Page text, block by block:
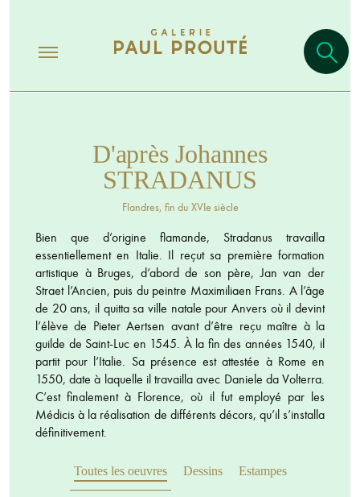
D'après Johannes
STRADANUS
Flandres, fin du XVIe siècle
Bien que d’origine flamande, Stradanus travailla
essentiellement en Italie. Il reçut sa première formation
artistique à Bruges, d’abord de son père, Jan van der
Straet l’Ancien, puis du peintre Maximiliaen Frans. A l’âge
de 20 ans, il quitta sa ville natale pour Anvers où il devint
l’élève de Pieter Aertsen avant d’être reçu maître à la
guilde de Saint-Luc en 1545. À la fin des années 1540, il
partit pour l’Italie. Sa présence est attestée à Rome en
1550, date à laquelle il travailla avec Daniele da Volterra.
C’est finalement à Florence, où il fut employé par les
Médicis à la réalisation de différents décors, qu’il s’installa
définitivement.
Toutes les oeuvres Dessins Estampes